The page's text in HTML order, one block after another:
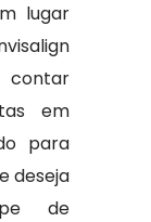
lugar
em
para
deseja
de